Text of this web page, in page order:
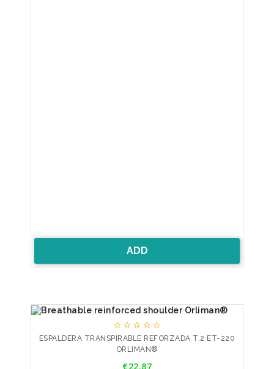
ADD
    
ESPALDERA TRANSPIRABLE REFORZADA T.2 ET-220
ORLIMAN®
€22.87